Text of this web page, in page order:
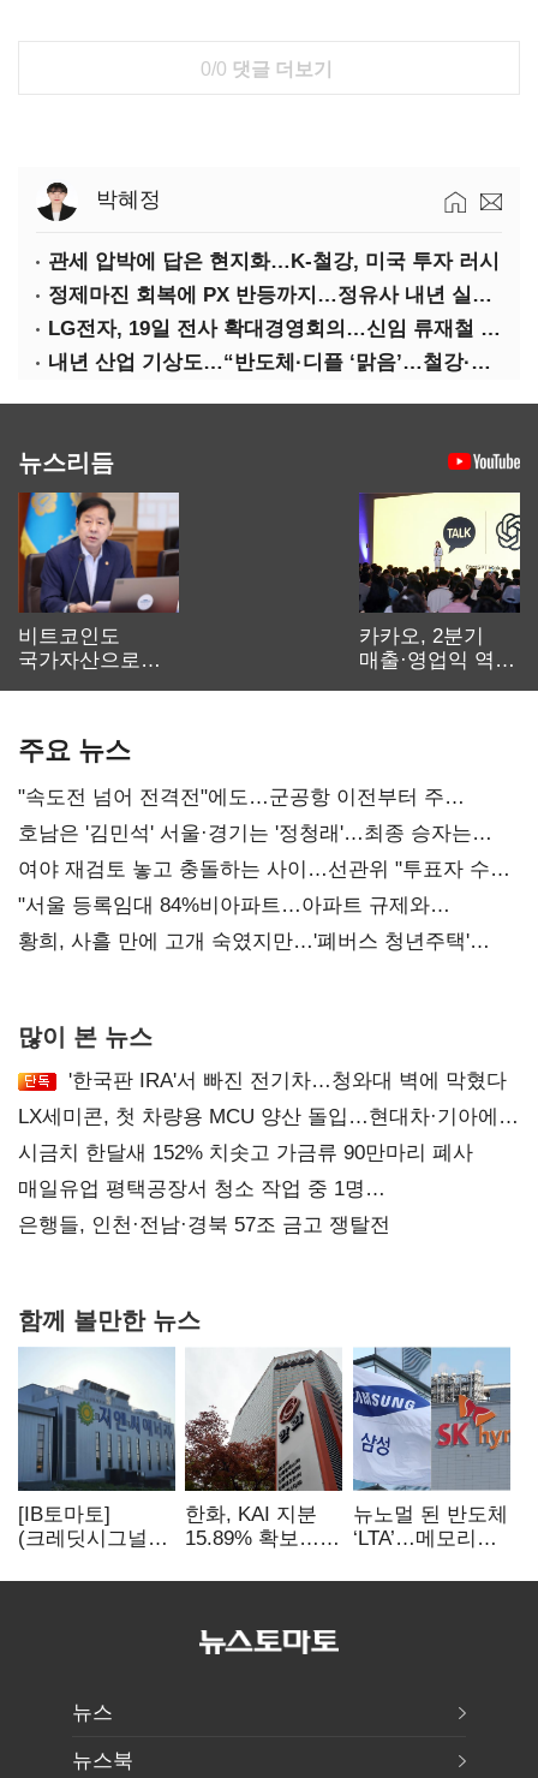
0/0 댓글 더보기
박혜정
관세 압박에 답은 현지화…K-철강, 미국 투자 러시
정제마진 회복에 PX 반등까지…정유사 내년 실적 기대
LG전자, 19일 전사 확대경영회의…신임 류재철 사장 주관
내년 산업 기상도…“반도체·디플 ‘맑음’…철강·석화 ‘흐림’”
뉴스리듬
비트코인도
국가자산으로…'
카카오, 2분기
매출·영업익 역대
주요 뉴스
"속도전 넘어 전격전"에도…군공항 이전부터 주
52시간까지 '뇌관'
호남은 '김민석' 서울·경기는 '정청래'…최종 승자는
'안갯속'
여야 재검토 놓고 충돌하는 사이…선관위 "투표자 수
오차 당연"
"서울 등록임대 84%비아파트…아파트 규제와
달리해야"
황희, 사흘 만에 고개 숙였지만…'폐버스 청년주택'
많이 본 뉴스
'한국판 IRA'서 빠진 전기차…청와대 벽에 막혔다
LX세미콘, 첫 차량용 MCU 양산 돌입…현대차·기아에
공급
시금치 한달새 152% 치솟고 가금류 90만마리 폐사
매일유업 평택공장서 청소 작업 중 1명
사망…"안전관리체계 재점검"
은행들, 인천·전남·경북 57조 금고 쟁탈전
함께 볼만한 뉴스
[IB토마토]
(크레딧시그널)
데이터센터 타고
한화, KAI 지분
15.89% 확보…
신청 예정
뉴노멀 된 반도체
‘LTA’…메모리
54조 선불 계약
뉴스
뉴스북